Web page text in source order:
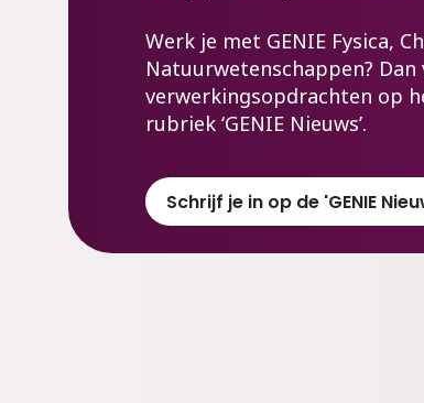
Werk je met GENIE Fysica,
Natuurwetenschappen? Dan
verwerkingsopdrachten op
rubriek ‘GENIE Nieuws’.
Schrijf je in op de 'GENIE